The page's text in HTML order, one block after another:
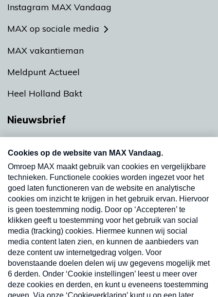
Instagram MAX Vandaag
MAX op sociale media
MAX vakantieman
Meldpunt Actueel
Heel Holland Bakt
Nieuwsbrief
nieuwsbrief. Elke vrijdag- en dinsdagochtend in
uw mailbox.
Verzend
Nieuwsbrief